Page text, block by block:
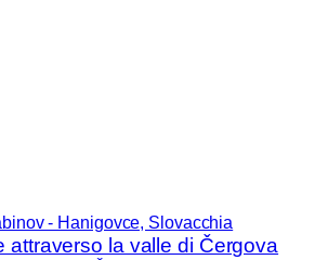
- Hanigovce, Slovacchia
attraverso la valle di Čergova